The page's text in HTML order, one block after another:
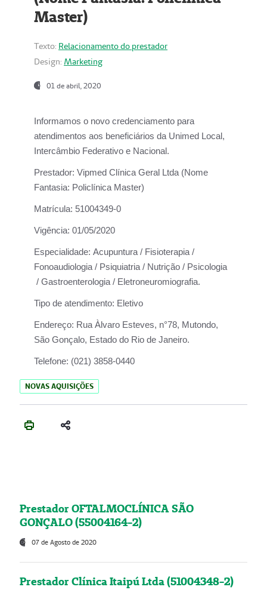
Master)
Texto: Relacionamento do prestador
Design: Marketing
01 de abril, 2020
Informamos o novo credenciamento para
atendimentos aos beneficiários da Unimed Local,
Intercâmbio Federativo e Nacional.
Prestador: Vipmed Clínica Geral Ltda (Nome
Fantasia: Policlínica Master)
Matrícula: 51004349-0
Vigência: 01/05/2020
Especialidade: Acupuntura / Fisioterapia /
Fonoaudiologia / Psiquiatria / Nutrição / Psicologia
/ Gastroenterologia / Eletroneuromiografia.
Tipo de atendimento: Eletivo
Endereço: Rua Àlvaro Esteves, n°78, Mutondo,
São Gonçalo, Estado do Rio de Janeiro.
Telefone: (021) 3858-0440
NOVAS AQUISIÇÕES
Prestador OFTALMOCLÍNICA SÃO
GONÇALO (55004164-2)
07 de Agosto de 2020
Prestador Clínica Itaipú Ltda (51004348-2)